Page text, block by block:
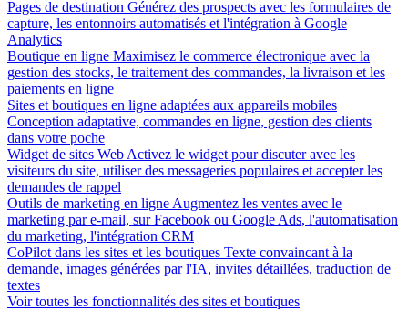
Pages de destination Générez des prospects avec les formulaires de
capture, les entonnoirs automatisés et l'intégration à Google
Analytics
Boutique en ligne Maximisez le commerce électronique avec la
gestion des stocks, le traitement des commandes, la livraison et les
paiements en ligne
Sites et boutiques en ligne adaptées aux appareils mobiles
Conception adaptative, commandes en ligne, gestion des clients
dans votre poche
Widget de sites Web Activez le widget pour discuter avec les
visiteurs du site, utiliser des messageries populaires et accepter les
demandes de rappel
Outils de marketing en ligne Augmentez les ventes avec le
marketing par e-mail, sur Facebook ou Google Ads, l'automatisation
du marketing, l'intégration CRM
CoPilot dans les sites et les boutiques Texte convaincant à la
demande, images générées par l'IA, invites détaillées, traduction de
textes
Voir toutes les fonctionnalités des sites et boutiques